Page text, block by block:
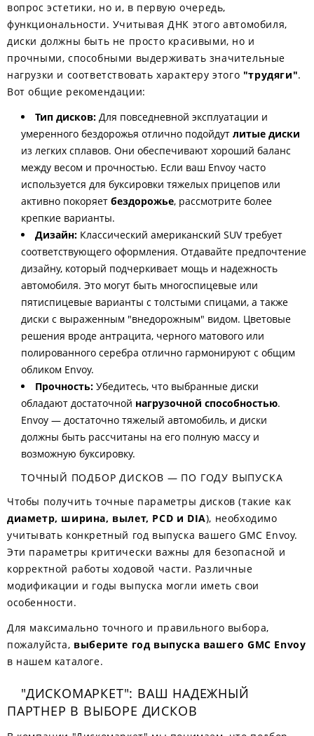
вопрос эстетики, но и, в первую очередь,
функциональности. Учитывая ДНК этого автомобиля,
диски должны быть не просто красивыми, но и
прочными, способными выдерживать значительные
нагрузки и соответствовать характеру этого "трудяги".
Вот общие рекомендации:
Тип дисков: Для повседневной эксплуатации и
умеренного бездорожья отлично подойдут литые диски
из легких сплавов. Они обеспечивают хороший баланс
между весом и прочностью. Если ваш Envoy часто
используется для буксировки тяжелых прицепов или
активно покоряет бездорожье, рассмотрите более
крепкие варианты.
Дизайн: Классический американский SUV требует
соответствующего оформления. Отдавайте предпочтение
дизайну, который подчеркивает мощь и надежность
автомобиля. Это могут быть многоспицевые или
пятиспицевые варианты с толстыми спицами, а также
диски с выраженным "внедорожным" видом. Цветовые
решения вроде антрацита, черного матового или
полированного серебра отлично гармонируют с общим
обликом Envoy.
Прочность: Убедитесь, что выбранные диски
обладают достаточной нагрузочной способностью.
Envoy — достаточно тяжелый автомобиль, и диски
должны быть рассчитаны на его полную массу и
возможную буксировку.
ТОЧНЫЙ ПОДБОР ДИСКОВ — ПО ГОДУ ВЫПУСКА
Чтобы получить точные параметры дисков (такие как
диаметр, ширина, вылет, PCD и DIA), необходимо
учитывать конкретный год выпуска вашего GMC Envoy.
Эти параметры критически важны для безопасной и
корректной работы ходовой части. Различные
модификации и годы выпуска могли иметь свои
особенности.
Для максимально точного и правильного выбора,
пожалуйста, выберите год выпуска вашего GMC Envoy
в нашем каталоге.
"ДИСКОМАРКЕТ": ВАШ НАДЕЖНЫЙ
ПАРТНЕР В ВЫБОРЕ ДИСКОВ